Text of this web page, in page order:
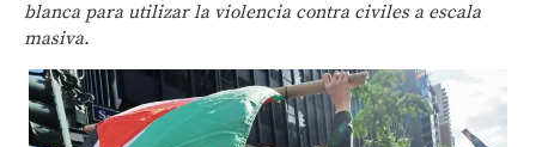
blanca para utilizar la violencia contra civiles a escala
masiva.